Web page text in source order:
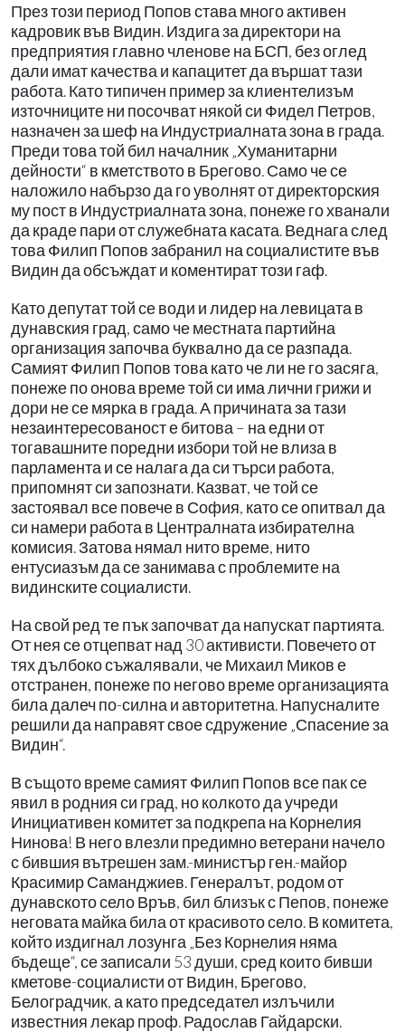
През този период Попов става много активен
кадровик във Видин. Издига за директори на
предприятия главно членове на БСП, без оглед
дали имат качества и капацитет да вършат тази
работа. Като типичен пример за клиентелизъм
източниците ни посочват някой си Фидел Петров,
назначен за шеф на Индустриалната зона в града.
Преди това той бил началник „Хуманитарни
дейности“ в кметството в Брегово. Само че се
наложило набързо да го уволнят от директорския
му пост в Индустриалната зона, понеже го хванали
да краде пари от служебната касата. Веднага след
това Филип Попов забранил на социалистите във
Видин да обсъждат и коментират този гаф.
Като депутат той се води и лидер на левицата в
дунавския град, само че местната партийна
организация започва буквално да се разпада.
Самият Филип Попов това като че ли не го засяга,
понеже по онова време той си има лични грижи и
дори не се мярка в града. А причината за тази
незаинтересованост е битова – на едни от
тогавашните поредни избори той не влиза в
парламента и се налага да си търси работа,
припомнят си запознати. Казват, че той се
застоявал все повече в София, като се опитвал да
си намери работа в Централната избирателна
комисия. Затова нямал нито време, нито
ентусиазъм да се занимава с проблемите на
видинските социалисти.
На свой ред те пък започват да напускат партията.
От нея се отцепват над 30 активисти. Повечето от
тях дълбоко съжалявали, че Михаил Миков е
отстранен, понеже по негово време организацията
била далеч по-силна и авторитетна. Напусналите
решили да направят свое сдружение „Спасение за
Видин“.
В същото време самият Филип Попов все пак се
явил в родния си град, но колкото да учреди
Инициативен комитет за подкрепа на Корнелия
Нинова! В него влезли предимно ветерани начело
с бившия вътрешен зам.-министър ген.-майор
Красимир Саманджиев. Генералът, родом от
дунавското село Връв, бил близък с Пепов, понеже
неговата майка била от красивото село. В комитета,
който издигнал лозунга „Без Корнелия няма
бъдеще“, се записали 53 души, сред които бивши
кметове-социалисти от Видин, Брегово,
Белоградчик, а като председател излъчили
известния лекар проф. Радослав Гайдарски.